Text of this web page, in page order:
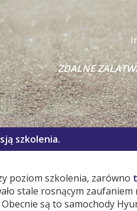
ZDALNE
szkolenia.
poziom szkolenia, zarówno
stale rosnącym zaufaniem
są to samochody